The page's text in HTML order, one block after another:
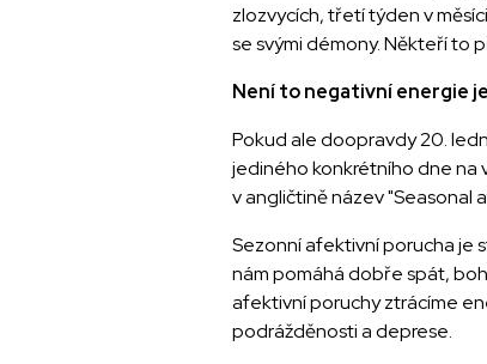
zlozvycích, třetí týden v
se svými démony. Někteří to
Není to negativní energie
Pokud ale doopravdy 20.
jediného konkrétního dne na
v angličtině název "Seasonal
Sezonní afektivní porucha je
nám pomáhá dobře spát,
afektivní poruchy ztrácíme
podrážděnosti a deprese.